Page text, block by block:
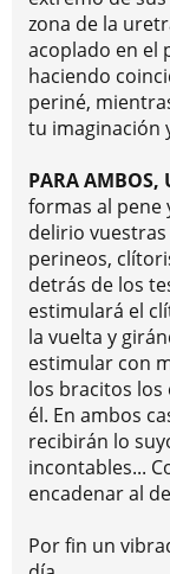
zona de la
acoplado en el
haciendo
periné,
tu imaginación
PARA AMBOS,
formas al pene
delirio
perineos,
detrás de los
estimulará el
la vuelta y
estimular con
los bracitos los
él. En ambos
recibirán lo
incontables...
encadenar al
Por fin un